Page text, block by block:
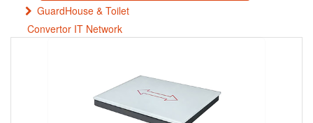
GuardHouse & Toilet
Convertor IT Network